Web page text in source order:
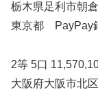
栃木県足利市朝
東京都 PayPay
2等 5口
大阪府大阪市北